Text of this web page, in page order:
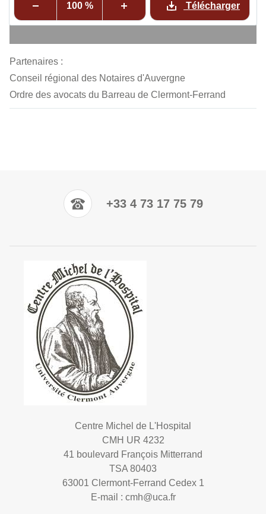
100 % Télécharger
Partenaires :
Conseil régional des Notaires d'Auvergne
Ordre des avocats du Barreau de Clermont-Ferrand
+33 4 73 17 75 79
Centre Michel de L'Hospital
CMH UR 4232
41 boulevard François Mitterrand
TSA 80403
63001 Clermont-Ferrand Cedex 1
E-mail : cmh@uca.fr